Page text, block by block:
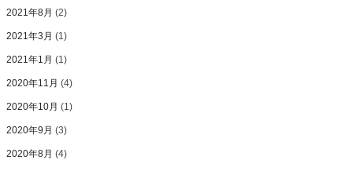
2021年8月 (2)
2021年3月 (1)
2021年1月 (1)
2020年11月 (4)
2020年10月 (1)
2020年9月 (3)
2020年8月 (4)